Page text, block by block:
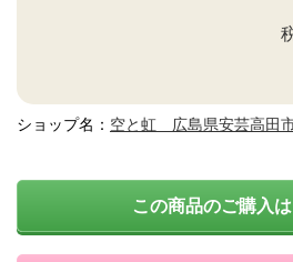
ショップ名： 空と虹 広島県安芸高田
この商品のご購入